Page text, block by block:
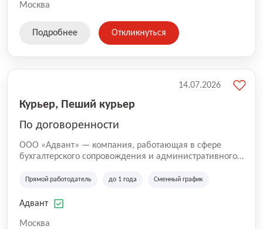
Москва
Подробнее Откликнуться
Курьер, Пеший курьер
По договоренности
ООО «Адвант» — компания, работающая в сфере
бухгалтерского сопровождения и административного
зарегистрирована в Санкт-Петербурге и
лиц и коммерческих организаций.
Прямой работодатель до 1 года Сменный график
Адвант
Москва
14.07.2026